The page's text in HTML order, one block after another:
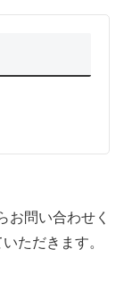
お問い合わせく
ただきます。